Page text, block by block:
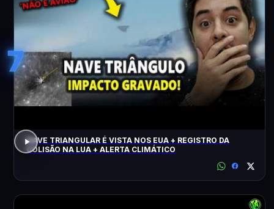
7
NAVE TRIANGULAR É VISTA NOS EUA + REGISTRO DA
COLISÃO NA LUA + ALERTA CLIMÁTICO